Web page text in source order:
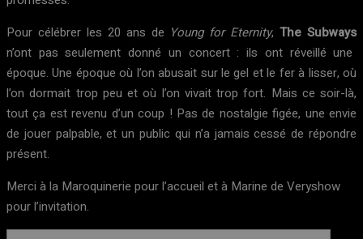
Pour célébrer les 20 ans de Young for Eternity,The Subways
n’ont pas seulement donné un concert : ils ont réveillé une
époque. Une époque où l’on abusait sur le gel et le fer à lisser, où
l’on dormait trop peu et où l’on vivait trop fort. Mais ce soir-là,
tout ça est revenu d’un coup ! Pas de nostalgie figée, une envie
de jouer palpable, et un public qui n’a jamais cessé de répondre
présent.
Merci à la Maroquinerie pour l’accueil et à Marine de Veryshow
pour l’invitation.